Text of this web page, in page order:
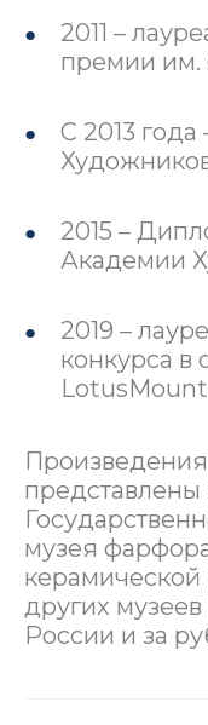
2011 –
премии им.
С 2013
2015 –
Академии
2019 –
конкурса в
представлены
музея
керамической
других
России и за